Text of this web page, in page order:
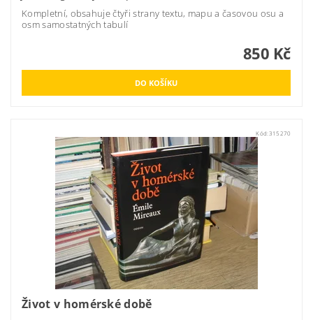
Kompletní, obsahuje čtyři strany textu, mapu a časovou osu a
osm samostatných tabulí
850 Kč
Kód:315270
Život v homérské době